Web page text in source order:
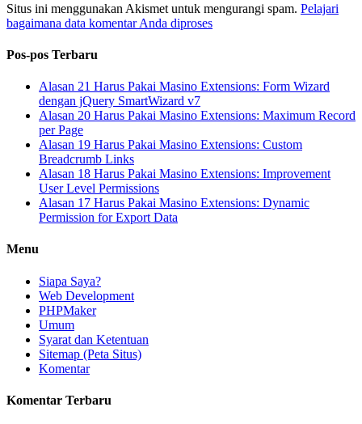
Situs ini menggunakan Akismet untuk mengurangi spam. Pelajari
bagaimana data komentar Anda diproses
Pos-pos Terbaru
Alasan 21 Harus Pakai Masino Extensions: Form Wizard
dengan jQuery SmartWizard v7
Alasan 20 Harus Pakai Masino Extensions: Maximum Record
per Page
Alasan 19 Harus Pakai Masino Extensions: Custom
Breadcrumb Links
Alasan 18 Harus Pakai Masino Extensions: Improvement
User Level Permissions
Alasan 17 Harus Pakai Masino Extensions: Dynamic
Permission for Export Data
Menu
Siapa Saya?
Web Development
PHPMaker
Umum
Syarat dan Ketentuan
Sitemap (Peta Situs)
Komentar
Komentar Terbaru